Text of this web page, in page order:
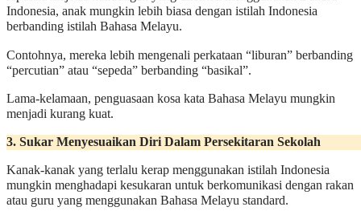
Indonesia, anak mungkin lebih biasa dengan istilah Indonesia
berbanding istilah Bahasa Melayu.
Contohnya, mereka lebih mengenali perkataan “liburan” berbanding
“percutian” atau “sepeda” berbanding “basikal”.
Lama-kelamaan, penguasaan kosa kata Bahasa Melayu mungkin
menjadi kurang kuat.
3. Sukar Menyesuaikan Diri Dalam Persekitaran Sekolah
Kanak-kanak yang terlalu kerap menggunakan istilah Indonesia
mungkin menghadapi kesukaran untuk berkomunikasi dengan rakan
atau guru yang menggunakan Bahasa Melayu standard.